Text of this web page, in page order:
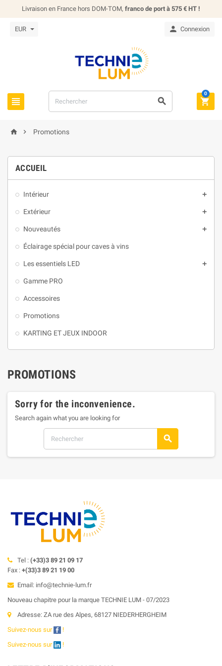
Livraison en France hors DOM-TOM, franco de port à 575 € HT !
EUR  Connexion
  
0
  Promotions
ACCUEIL
Intérieur 
Extérieur 
Nouveautés 
Éclairage spécial pour caves à vins
Les essentiels LED 
Gamme PRO
Accessoires
Promotions
KARTING ET JEUX INDOOR
PROMOTIONS
Sorry for the inconvenience.
Search again what you are looking for

Tel : (+33)3 89 21 09 17
Fax : +(33)3 89 21 19 00
Email: info@technie-lum.fr
Nouveau chapitre pour la marque TECHNIE LUM - 07/2023
Adresse: ZA rue des Alpes, 68127 NIEDERHERGHEIM
Suivez-nous sur
!
Suivez-nous sur
!